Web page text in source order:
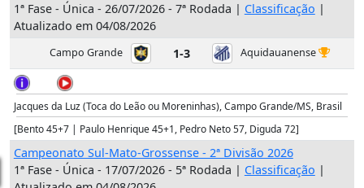
1ª Fase - Única - 26/07/2026 - 7ª Rodada | Classificação |
Atualizado em 04/08/2026
Campo Grande 1-3 Aquidauanense
Jacques da Luz (Toca do Leão ou Moreninhas), Campo Grande/MS, Brasil
[Bento 45+7 | Paulo Henrique 45+1, Pedro Neto 57, Diguda 72]
Campeonato Sul-Mato-Grossense - 2ª Divisão 2026
1ª Fase - Única - 17/07/2026 - 5ª Rodada | Classificação |